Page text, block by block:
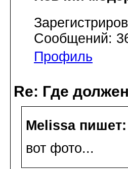
Сообщений:
Профиль
Re: Где
Melissa пишет:
вот фото...